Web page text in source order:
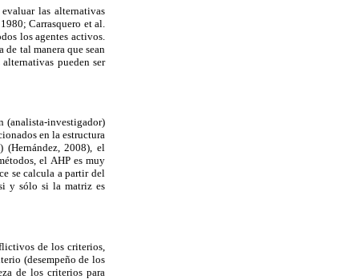
las alternativas
Carrasquero et al.
los agentes activos.
tal manera que sean
pueden ser
(analista-investigador)
en la estructura
(Hernández, 2008), el
el AHP es muy
se calcula a partir del
y sólo si la matriz es
de los criterios,
(desempeño de los
de los criterios para